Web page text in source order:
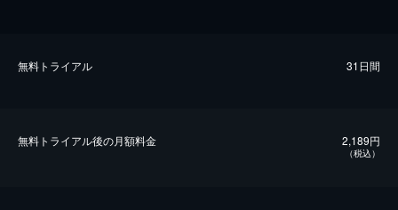
無料トライアル 31日間
無料トライアル後の⽉額料金 2,189円
（税込）